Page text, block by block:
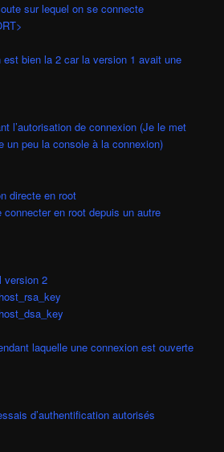
sur lequel on se connecte
bien la 2 car la version 1 avait une
l’autorisation de connexion (Je le met
un peu la console à la connexion)
directe en root
connecter en root depuis un autre
version 2
laquelle une connexion est ouverte
d’authentification autorisés